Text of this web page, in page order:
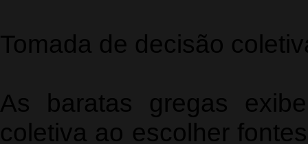
Tomada de decisão
As baratas gregas
coletiva ao escolher